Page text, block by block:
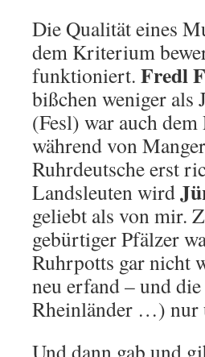
Die Qualität eines
dem Kriterium
funktioniert. Fredl
bißchen weniger als
(Fesl) war auch
während von
Ruhrdeutsche erst
Landsleuten wird
geliebt als von mir.
gebürtiger Pfälzer
Ruhrpotts gar nicht
neu erfand – und
Rheinländer …) nur
Und dann gab und